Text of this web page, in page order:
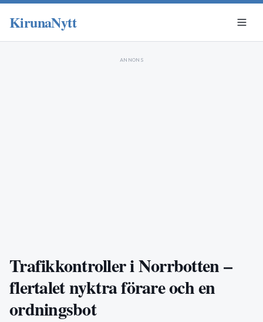
KirunaNytt
ANNONS
Trafikkontroller i Norrbotten –
flertalet nyktra förare och en
ordningsbot